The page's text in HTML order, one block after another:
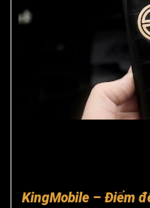
KingMobile – Điểm